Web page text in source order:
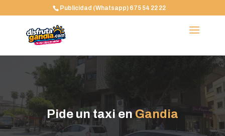
Publicidad (Whatsapp) 675 54 22 22
Pide un taxi enGandia